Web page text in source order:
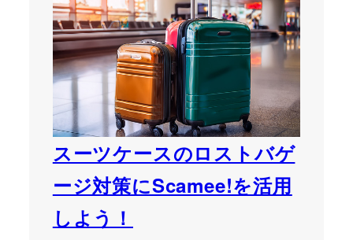
スーツケースのロストバゲ
ージ対策にScamee!を活用
しよう！